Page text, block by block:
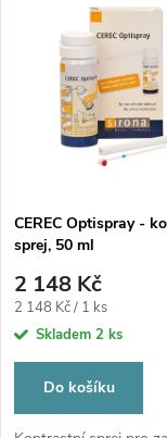
p
r
o
d
Nejprodávanější
Abecedně
s
p
r
o
CEREC Optispray -
sprej, 50 ml
2 148 Kč
Měrná
cena:
2 148 Kč / 1 ks
Skladem 2 ks
Do košíku